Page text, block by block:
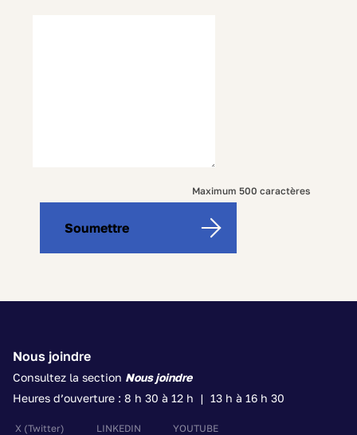
Maximum 500 caractères
Soumettre
Nous joindre
Consultez la section Nous joindre
Heures d’ouverture : 8 h 30 à 12 h | 13 h à 16 h 30
X (Twitter) LINKEDIN YOUTUBE